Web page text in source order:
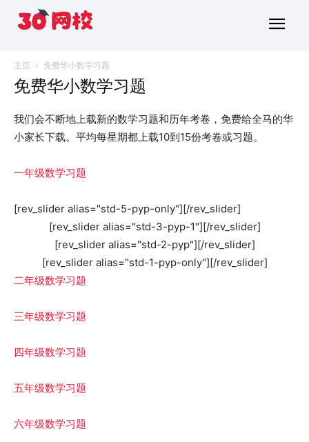
主页 免费华小数学习题
免费华小数学习题
我们会不断地上载新的数学习题和历年考卷，免费给全马的华
小家长下载。平均每星期都上载10到15份考卷或习题。
一年级数学习题
[rev_slider alias="std-5-pyp-only"][/rev_slider]
[rev_slider alias="std-3-pyp-1"][/rev_slider]
[rev_slider alias="std-2-pyp"][/rev_slider]
[rev_slider alias="std-1-pyp-only"][/rev_slider]
二年级数学习题
三年级数学习题
四年级数学习题
五年级数学习题
六年级数学习题